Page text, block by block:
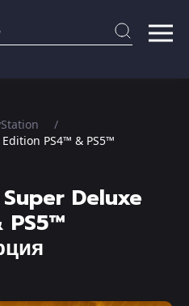
PS4™ & PS5™
Deluxe
PS5™